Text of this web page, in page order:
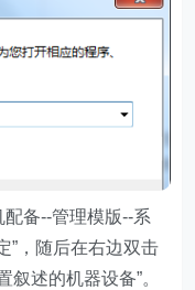
备--管理模版--系
”，随后在右边双击
述的机器设备”。